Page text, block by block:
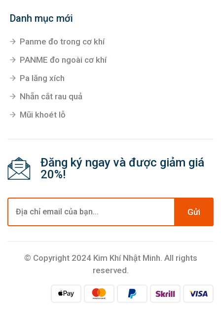
Danh mục mới
Panme đo trong cơ khí
PANME đo ngoài cơ khí
Pa lăng xích
Nhẵn cắt rau quả
Mũi khoét lỗ
Đăng ký ngay và được giảm giá
20%!
Gửi
© Copyright 2024 Kim Khí Nhật Minh. All rights
reserved.